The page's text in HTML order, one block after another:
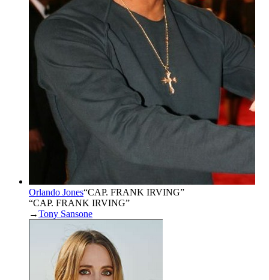
Orlando Jones“CAP. FRANK IRVING”
“CAP. FRANK IRVING”
→Tony Sansone